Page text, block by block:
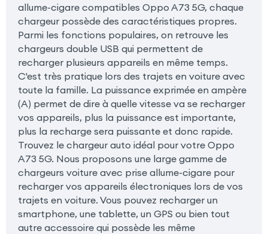
allume-cigare compatibles Oppo A73 5G, chaque
chargeur possède des caractéristiques propres.
Parmi les fonctions populaires, on retrouve les
chargeurs double USB qui permettent de
recharger plusieurs appareils en même temps.
C'est très pratique lors des trajets en voiture avec
toute la famille. La puissance exprimée en ampère
(A) permet de dire à quelle vitesse va se recharger
vos appareils, plus la puissance est importante,
plus la recharge sera puissante et donc rapide.
Trouvez le chargeur auto idéal pour votre Oppo
A73 5G. Nous proposons une large gamme de
chargeurs voiture avec prise allume-cigare pour
recharger vos appareils électroniques lors de vos
trajets en voiture. Vous pouvez recharger un
smartphone, une tablette, un GPS ou bien tout
autre accessoire qui possède les même